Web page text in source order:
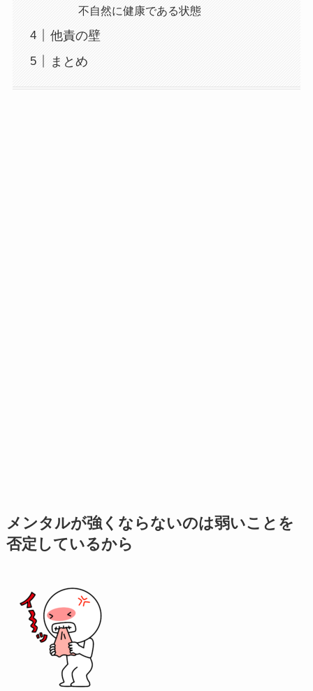
不自然に健康である状態
他責の壁
まとめ
メンタルが強くならないのは弱いことを
否定しているから